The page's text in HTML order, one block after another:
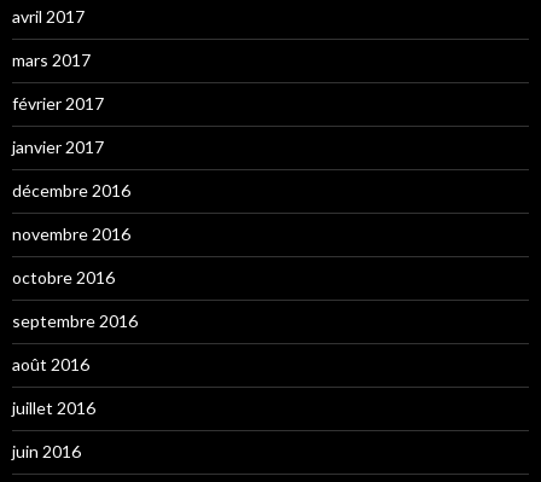
avril 2017
mars 2017
février 2017
janvier 2017
décembre 2016
novembre 2016
octobre 2016
septembre 2016
août 2016
juillet 2016
juin 2016